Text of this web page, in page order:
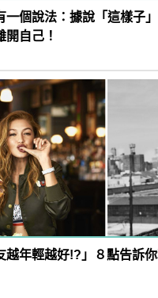
一個說法：據說「這樣子
開自己！
越年輕越好!?」８點告訴